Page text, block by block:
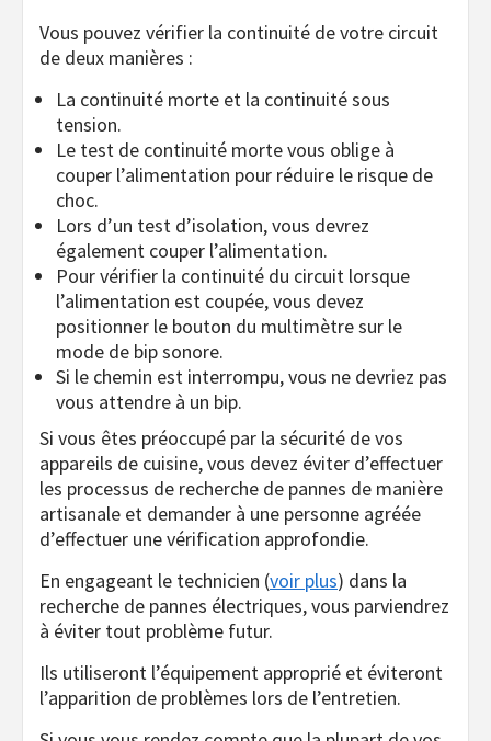
Vous pouvez vérifier la continuité de votre circuit
de deux manières :
La continuité morte et la continuité sous
tension.
Le test de continuité morte vous oblige à
couper l’alimentation pour réduire le risque de
choc.
Lors d’un test d’isolation, vous devrez
également couper l’alimentation.
Pour vérifier la continuité du circuit lorsque
l’alimentation est coupée, vous devez
positionner le bouton du multimètre sur le
mode de bip sonore.
Si le chemin est interrompu, vous ne devriez pas
vous attendre à un bip.
Si vous êtes préoccupé par la sécurité de vos
appareils de cuisine, vous devez éviter d’effectuer
les processus de recherche de pannes de manière
artisanale et demander à une personne agréée
d’effectuer une vérification approfondie.
En engageant le technicien (voir plus) dans la
recherche de pannes électriques, vous parviendrez
à éviter tout problème futur.
Ils utiliseront l’équipement approprié et éviteront
l’apparition de problèmes lors de l’entretien.